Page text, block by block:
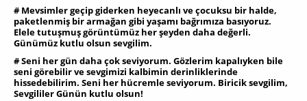
# Mevsimler geçip giderken heyecanlı ve çocuksu bir halde,
paketlenmiş bir armağan gibi yaşamı bağrımıza basıyoruz.
Elele tutuşmuş görüntümüz her şeyden daha değerli.
Günümüz kutlu olsun sevgilim.
# Seni her gün daha çok seviyorum. Gözlerim kapalıyken bile
seni görebilir ve sevgimizi kalbimin derinliklerinde
hissedebilirim. Seni her hücremle seviyorum. Biricik sevgilim,
Sevgililer Günün kutlu olsun!